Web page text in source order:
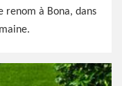
renom à Bona, dans